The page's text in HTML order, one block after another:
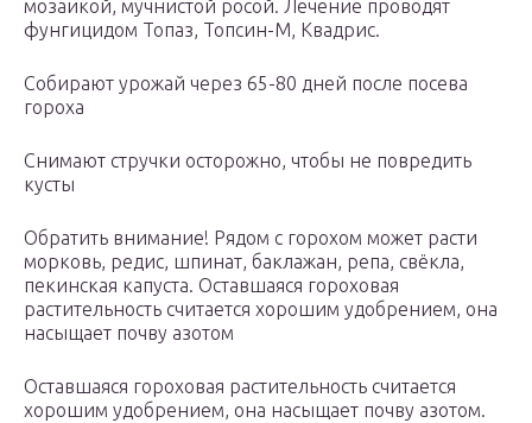
мозаикой, мучнистой росой. Лечение проводят
фунгицидом Топаз, Топсин-М, Квадрис.
Собирают урожай через 65-80 дней после посева
гороха
Снимают стручки осторожно, чтобы не повредить
кусты
Обратить внимание! Рядом с горохом может расти
морковь, редис, шпинат, баклажан, репа, свёкла,
пекинская капуста. Оставшаяся гороховая
растительность считается хорошим удобрением, она
насыщает почву азотом
Оставшаяся гороховая растительность считается
хорошим удобрением, она насыщает почву азотом.